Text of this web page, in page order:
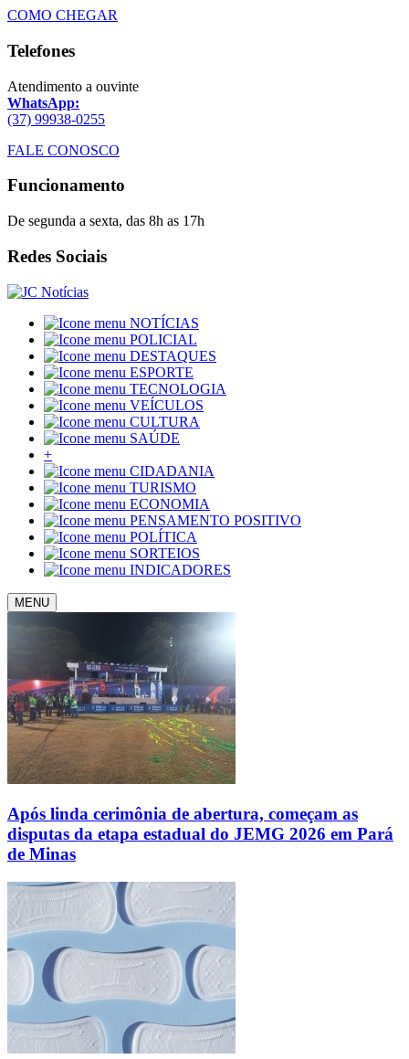
COMO CHEGAR
Telefones
Atendimento a ouvinte
WhatsApp:
(37) 99938-0255
FALE CONOSCO
Funcionamento
De segunda a sexta, das 8h as 17h
Redes Sociais
NOTÍCIAS
POLICIAL
DESTAQUES
ESPORTE
TECNOLOGIA
VEÍCULOS
CULTURA
SAÚDE
+
CIDADANIA
TURISMO
ECONOMIA
PENSAMENTO POSITIVO
POLÍTICA
SORTEIOS
INDICADORES
MENU
Após linda cerimônia de abertura, começam as
disputas da etapa estadual do JEMG 2026 em Pará
de Minas